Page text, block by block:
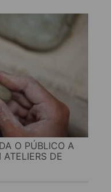
O PÚBLICO A
DE